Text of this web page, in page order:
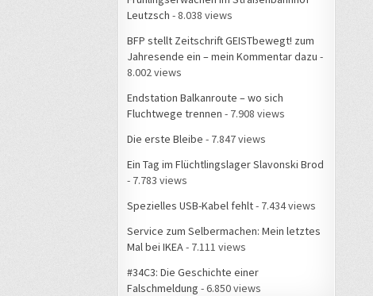
Leutzsch - 8.038 views
BFP stellt Zeitschrift GEISTbewegt! zum
Jahresende ein – mein Kommentar dazu -
8.002 views
Endstation Balkanroute – wo sich
Fluchtwege trennen - 7.908 views
Die erste Bleibe - 7.847 views
Ein Tag im Flüchtlingslager Slavonski Brod
- 7.783 views
Spezielles USB-Kabel fehlt- 7.434 views
Service zum Selbermachen: Mein letztes
Mal bei IKEA - 7.111 views
#34C3: Die Geschichte einer
Falschmeldung - 6.850 views